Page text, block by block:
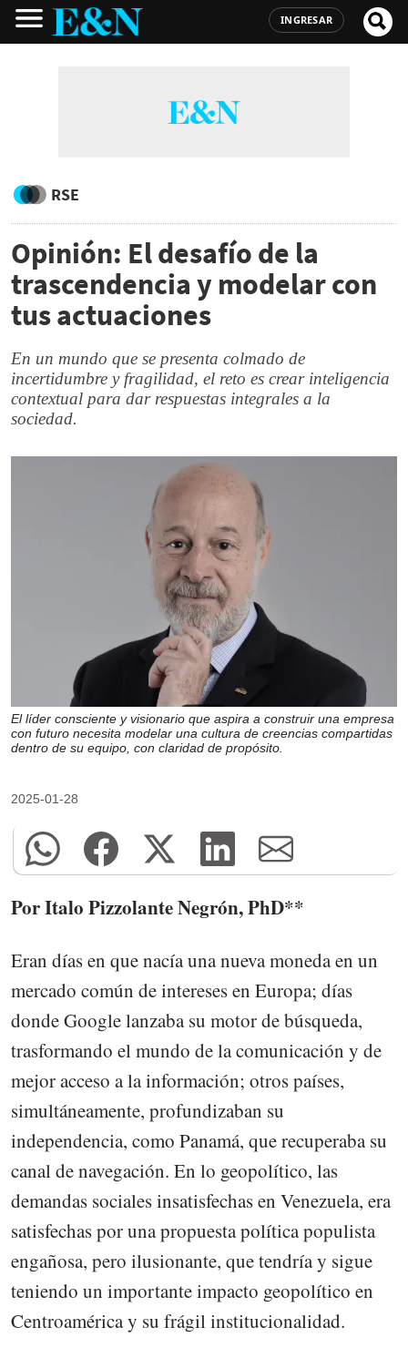
INGRESAR
RSE
Opinión: El desafío de la
trascendencia y modelar con
tus actuaciones
En un mundo que se presenta colmado de
incertidumbre y fragilidad, el reto es crear inteligencia
contextual para dar respuestas integrales a la
sociedad.
El líder consciente y visionario que aspira a construir una empresa
con futuro necesita modelar una cultura de creencias compartidas
dentro de su equipo, con claridad de propósito.
2025-01-28
Por Italo Pizzolante Negrón, PhD**
Eran días en que nacía una nueva moneda en un
mercado común de intereses en Europa; días
donde Google lanzaba su motor de búsqueda,
trasformando el mundo de la comunicación y de
mejor acceso a la información; otros países,
simultáneamente, profundizaban su
independencia, como Panamá, que recuperaba su
canal de navegación. En lo geopolítico, las
demandas sociales insatisfechas en Venezuela, era
satisfechas por una propuesta política populista
engañosa, pero ilusionante, que tendría y sigue
teniendo un importante impacto geopolítico en
Centroamérica y su frágil institucionalidad.